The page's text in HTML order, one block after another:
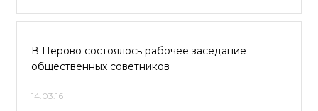
В Перово состоялось рабочее заседание
общественных советников
14.03.16